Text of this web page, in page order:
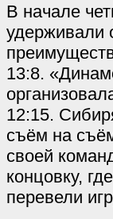
В начале
удерживали
13:8.
12:15.
съём на
своей
концовку,
перевели